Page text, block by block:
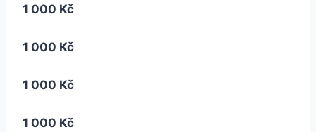
1 000 Kč
1 000 Kč
1 000 Kč
1 000 Kč